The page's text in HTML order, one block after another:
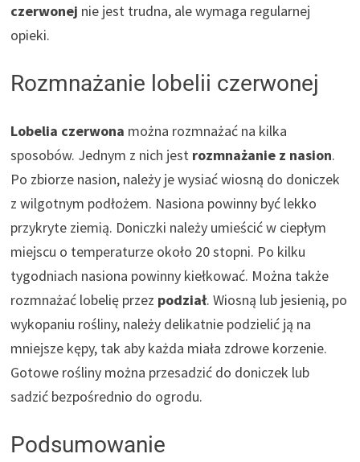
czerwonej nie jest trudna, ale wymaga regularnej
opieki.
Rozmnażanie lobelii czerwonej
Lobelia czerwona można rozmnażać na kilka
sposobów. Jednym z nich jest rozmnażanie z nasion.
Po zbiorze nasion, należy je wysiać wiosną do doniczek
z wilgotnym podłożem. Nasiona powinny być lekko
przykryte ziemią. Doniczki należy umieścić w ciepłym
miejscu o temperaturze około 20 stopni. Po kilku
tygodniach nasiona powinny kiełkować. Można także
rozmnażać lobelię przez podział. Wiosną lub jesienią, po
wykopaniu rośliny, należy delikatnie podzielić ją na
mniejsze kępy, tak aby każda miała zdrowe korzenie.
Gotowe rośliny można przesadzić do doniczek lub
sadzić bezpośrednio do ogrodu.
Podsumowanie